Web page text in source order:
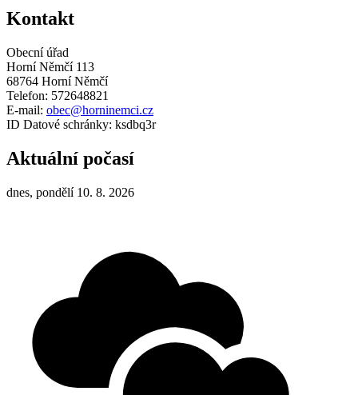
Kontakt
Obecní úřad
Horní Němčí 113
68764 Horní Němčí
Telefon: 572648821
E-mail: obec@horninemci.cz
ID Datové schránky: ksdbq3r
Aktuální počasí
dnes, pondělí 10. 8. 2026